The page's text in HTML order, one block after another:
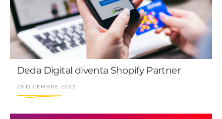
Deda Digital diventa Shopify Partner
29 DICEMBRE 2022